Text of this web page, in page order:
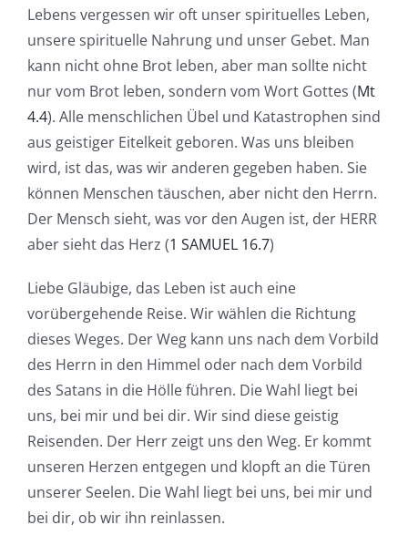
Lebens vergessen wir oft unser spirituelles Leben,
unsere spirituelle Nahrung und unser Gebet. Man
kann nicht ohne Brot leben, aber man sollte nicht
nur vom Brot leben, sondern vom Wort Gottes (Mt
4.4). Alle menschlichen Übel und Katastrophen sind
aus geistiger Eitelkeit geboren. Was uns bleiben
wird, ist das, was wir anderen gegeben haben. Sie
können Menschen täuschen, aber nicht den Herrn.
Der Mensch sieht, was vor den Augen ist, der HERR
aber sieht das Herz (1 SAMUEL 16.7)
Liebe Gläubige, das Leben ist auch eine
vorübergehende Reise. Wir wählen die Richtung
dieses Weges. Der Weg kann uns nach dem Vorbild
des Herrn in den Himmel oder nach dem Vorbild
des Satans in die Hölle führen. Die Wahl liegt bei
uns, bei mir und bei dir. Wir sind diese geistig
Reisenden. Der Herr zeigt uns den Weg. Er kommt
unseren Herzen entgegen und klopft an die Türen
unserer Seelen. Die Wahl liegt bei uns, bei mir und
bei dir, ob wir ihn reinlassen.